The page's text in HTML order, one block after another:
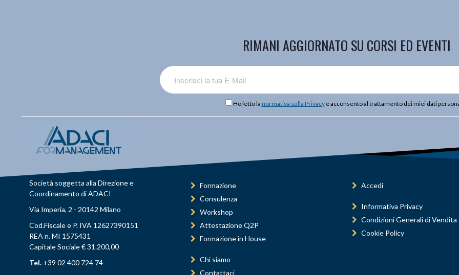
RIMANI AGGIORNATO SU CORSI ED EVENTI
Ho letto la normativa sulla Privacye acconsento al trattamento dei miei dati
Società soggetta alla Direzione e
Coordinamento di ADACI
Via Imperia, 2 - 20142 Milano
Cod.Fiscale e P. IVA 12627390151
REA n. MI 1575431
Capitale Sociale € 31.200,00
Tel. +39 02 400 724 74
Formazione
Consulenza
Workshop
Attestazione Q2P
Formazione in House
Chi siamo
Contattaci
Accedi
Informativa Privacy
Condizioni Generali di Vendita
Cookie Policy